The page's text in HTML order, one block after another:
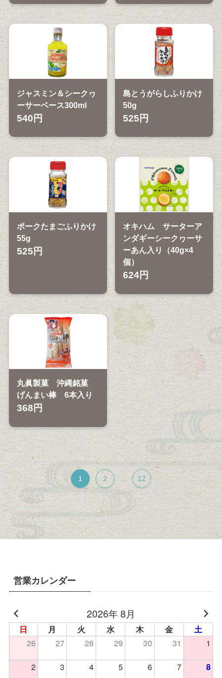
ジャスミン＆シークヮ
ーサーベース300ml
540円
島とうがらしふりかけ
50g
525円
ポークたまごふりかけ
55g
525円
オキハム サーターア
ンダギーシークヮーサ
ーあん入り（40g×4
個）
624円
丸眞製菓 沖縄銘菓
げんまい棒 6本入り
368円
1 2 12
営業カレンダー
2026年 8月
日 月 火 水 木 金 土
26 27 28 29 30 31
1
2
3 4 5 6 7 8